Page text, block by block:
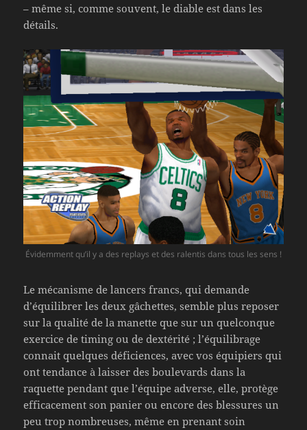
– même si, comme souvent, le diable est dans les
détails.
Évidemment qu’il y a des replays et des ralentis dans tous les sens !
Le mécanisme de lancers francs, qui demande
d’équilibrer les deux gâchettes, semble plus reposer
sur la qualité de la manette que sur un quelconque
exercice de timing ou de dextérité ; l’équilibrage
connait quelques déficiences, avec vos équipiers qui
ont tendance à laisser des boulevards dans la
raquette pendant que l’équipe adverse, elle, protège
efficacement son panier ou encore des blessures un
peu trop nombreuses, même en prenant soin